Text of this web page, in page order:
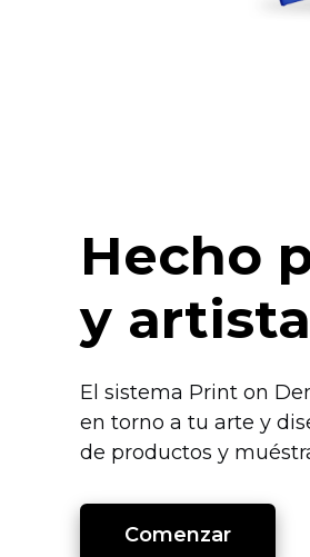
Hecho
y
El sistema Print on
en torno a tu arte y
de productos y
Comenzar